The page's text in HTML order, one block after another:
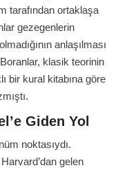
tarafından ortaklaşa
gezegenlerin
anlaşılması
klasik teorinin
bir kural kitabına göre
Giden Yol
noktasıydı.
gelen